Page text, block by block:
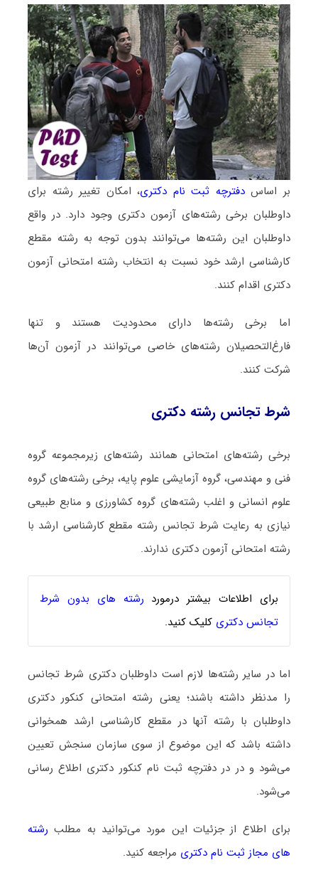
بر اساسدفترچه ثبت نام دکتری، امکان تغییر رشته برای
داوطلبان برخی رشته‌های آزمون دکتری وجود دارد. در واقع
داوطلبان این رشته‌ها می‌توانند بدون توجه به رشته مقطع
کارشناسی ارشد خود نسبت به انتخاب رشته امتحانی آزمون
دکتری اقدام کنند.
اما برخی رشته‌ها دارای محدودیت هستند و تنها
فارغ‌التحصیلان رشته‌های خاصی می‌توانند در آزمون آن‌ها
شرکت کنند.
شرط تجانس رشته دکتری
برخی رشته‌های امتحانی همانند رشته‌های زیرمجموعه گروه
فنی و مهندسی، گروه آزمایشی علوم پایه، برخی رشته‌های گروه
علوم انسانی و اغلب رشته‌های گروه کشاورزی و منابع طبیعی
نیازی به رعایت شرط تجانس رشته مقطع کارشناسی ارشد با
رشته امتحانی آزمون دکتری ندارند.
برای اطلاعات بیشتر درمورد رشته های بدون شرط
تجانس دکتری کلیک کنید.
اما در سایر رشته‌ها لازم است داوطلبان دکتری شرط تجانس
را مدنظر داشته باشند؛ یعنی رشته امتحانی کنکور دکتری
داوطلبان با رشته آنها در مقطع کارشناسی ارشد همخوانی
داشته باشد که این موضوع از سوی سازمان سنجش تعیین
می‌شود و در در دفترچه ثبت نام کنکور دکتری اطلاع رسانی
می‌شود.
برای اطلاع از جزئیات این مورد می‌توانید به مطلب
های مجاز ثبت نام دکتری مراجعه کنید.